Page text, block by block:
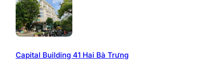
Capital Building 41 Hai Bà Trưng